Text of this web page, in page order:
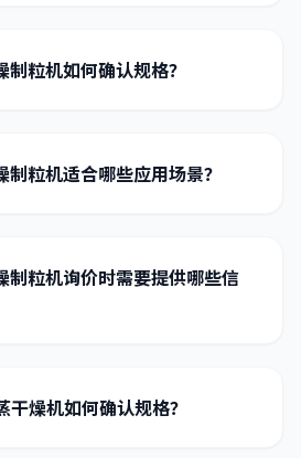
制粒机如何确认规格？
制粒机适合哪些应用场景？
制粒机询价时需要提供哪些信
干燥机如何确认规格？